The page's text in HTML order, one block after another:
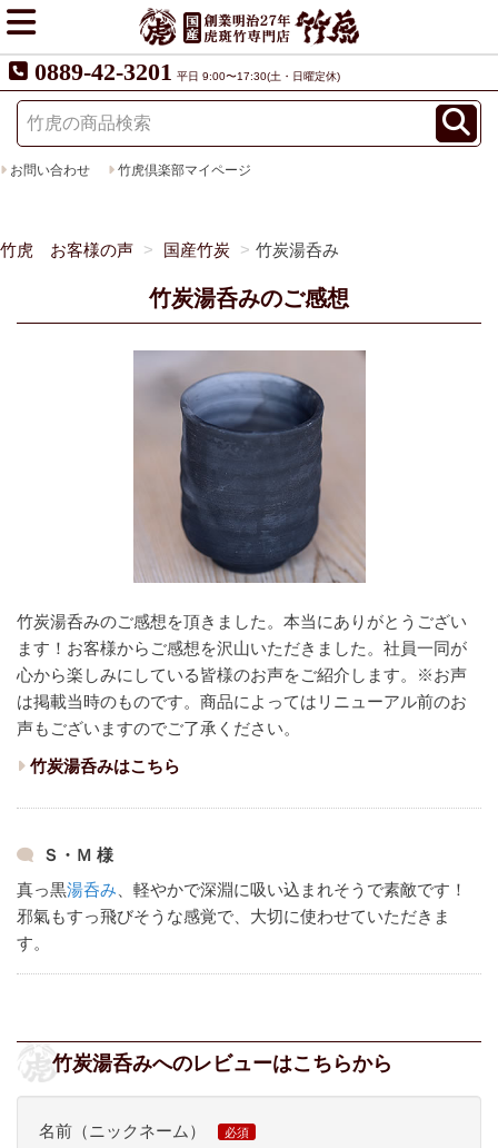
0889-42-3201 平日 9:00〜17:30(土・日曜定休)
お問い合わせ 竹虎倶楽部マイページ
竹虎 お客様の声 国産竹炭 竹炭湯呑み
竹炭湯呑みのご感想
竹炭湯呑みのご感想を頂きました。本当にありがとうござい
ます！ お客様からご感想を沢山いただきました。 社員一同が
心から楽しみにしている皆様のお声をご紹介します。
※お声
は掲載当時のものです。商品によってはリニューアル前のお
声もございますのでご了承ください。
竹炭湯呑みはこちら
Ｓ・Ｍ 様
真っ黒湯呑み 、軽やかで深淵に吸い込まれそうで素敵です！
邪氣もすっ飛びそうな感覚で、大切に使わせていただきま
す。
竹炭湯呑みへのレビューはこちらから
名前（ニックネーム）